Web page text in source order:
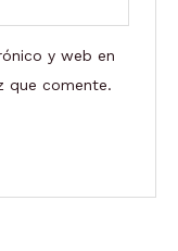
y web en
que comente.